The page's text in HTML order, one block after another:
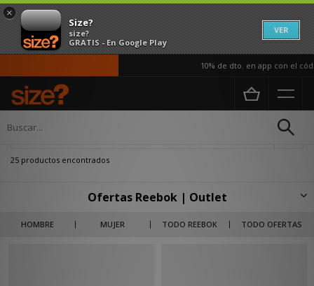
×
Size?
size?
GRATIS - En Google Play
VER
10% de dto. en app con el código
Página principal
25 productos encontrados
Ofertas Reebok | Outlet
HOMBRE MUJER TODO REEBOK TODO OFERTAS
Llegan los mejores descuentos con el outlet de Reebok en size? España.
Aquí tienes todas las ofertas de la marca disponibles ya en nuestra tienda